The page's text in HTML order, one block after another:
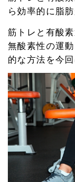
ら効率的に脂
筋トレと有酸
無酸素性の運
的な方法を今